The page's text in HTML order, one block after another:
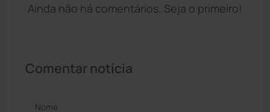
Ainda não há comentários. Seja o primeiro!
Comentar notícia